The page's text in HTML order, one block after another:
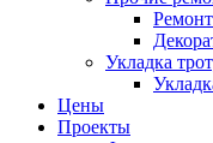
Укладка
Цены
Проекты